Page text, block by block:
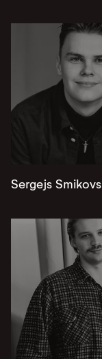
Sergejs Smikovs